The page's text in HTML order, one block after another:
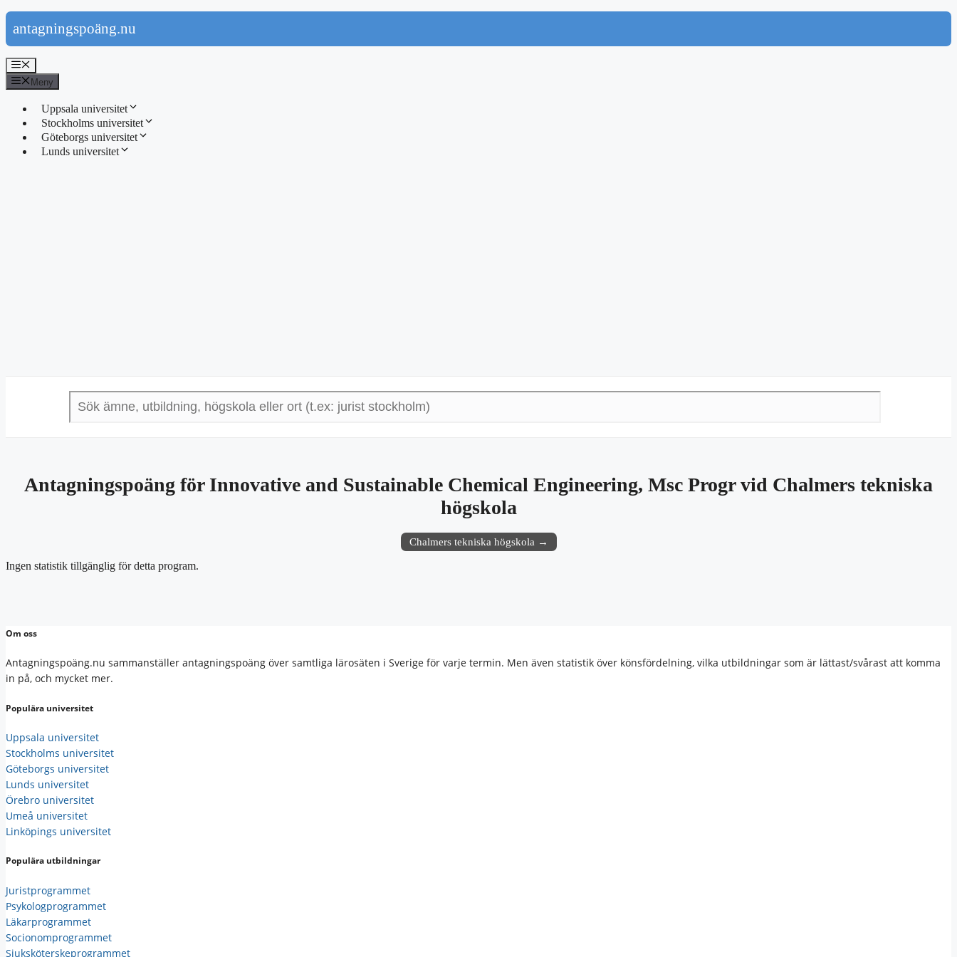
Hoppa
till
innehåll
antagningspoäng.nu
Meny
Meny
Uppsala universitet
Stockholms universitet
Göteborgs universitet
Lunds universitet
Antagningspoäng för Innovative and Sustainable Chemical Engineering, Msc Progr vid Chalmers tekniska
högskola
Chalmers tekniska högskola →
Ingen statistik tillgänglig för detta program.
Om oss
Antagningspoäng.nu sammanställer antagningspoäng över samtliga lärosäten i Sverige för varje termin. Men även statistik över könsfördelning, vilka utbildningar som är lättast/svårast att komma
in på, och mycket mer.
Populära universitet
Uppsala universitet
Stockholms universitet
Göteborgs universitet
Lunds universitet
Örebro universitet
Umeå universitet
Linköpings universitet
Populära utbildningar
Juristprogrammet
Psykologprogrammet
Läkarprogrammet
Socionomprogrammet
Sjuksköterskeprogrammet